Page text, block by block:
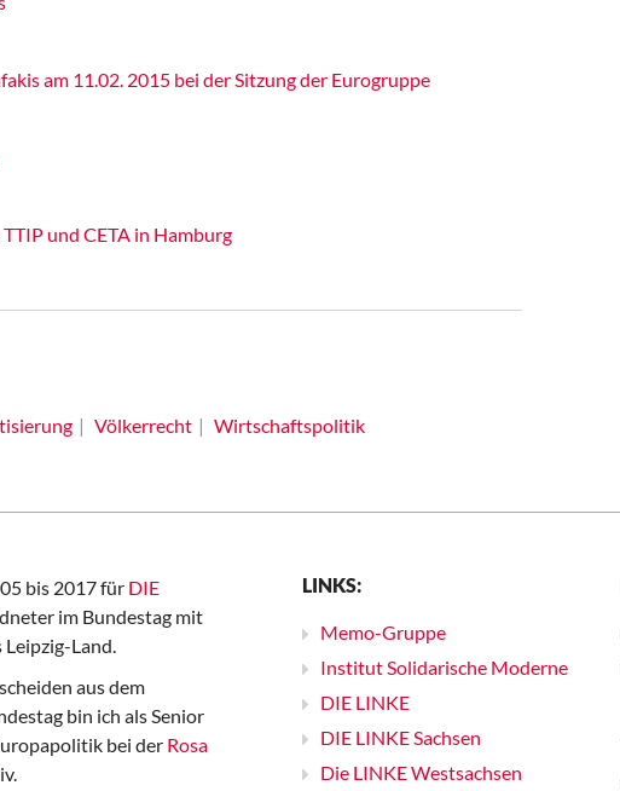
am 11.02. 2015 bei der Sitzung der Eurogruppe
und CETA in Hamburg
Völkerrecht Wirtschaftspolitik
bis 2017 für DIE
im Bundestag mit
Land.
aus dem
bin ich als Senior
bei der Rosa
LINKS:
Memo-Gruppe
Institut Solidarische Moderne
DIE LINKE
DIE LINKE Sachsen
Die LINKE Westsachsen